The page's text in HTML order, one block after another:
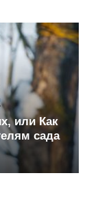
или Как
сада